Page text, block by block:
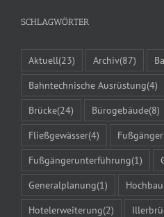
SCHLAGWÖRTER
Aktuell(23) Archiv(87)
Bahntechnische Ausrüstung(4)
Brücke(24) Bürogebäude(8)
Fließgewässer(4)
Fußgängerunterführung(1)
Generalplanung(1) Hochbau
Hotelerweiterung(2)